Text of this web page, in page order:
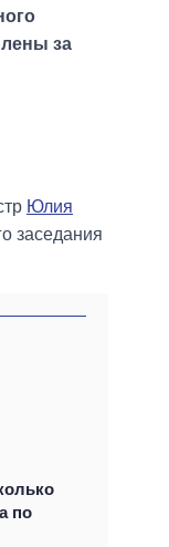
за
Юлия
заседания
по